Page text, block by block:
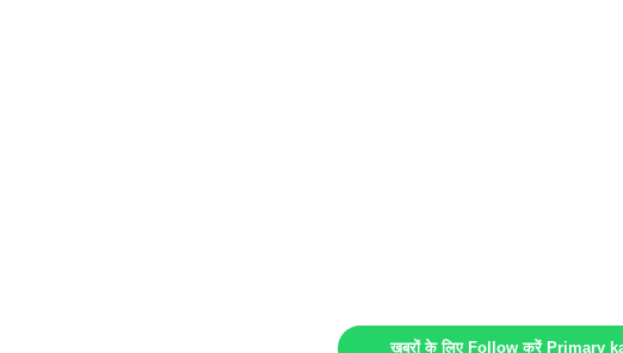
खबरों के लिए Follow करें Primary